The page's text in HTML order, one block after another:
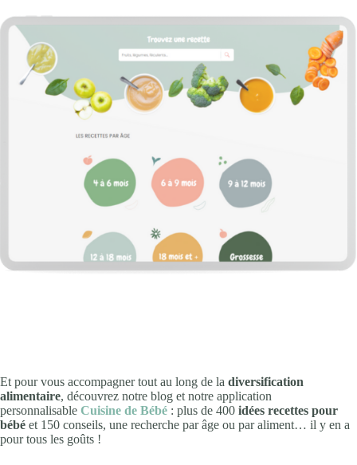
Et pour vous accompagner tout au long de la diversification
alimentaire, découvrez notre blog et notre application
personnalisable Cuisine de Bébé : plus de 400 idées recettes pour
bébé et 150 conseils, une recherche par âge ou par aliment… il y en a
pour tous les goûts !